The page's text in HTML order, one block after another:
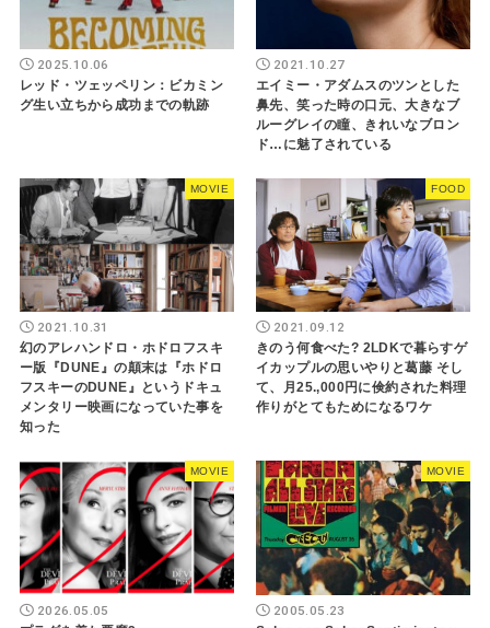
2025.10.06
レッド・ツェッペリン：ビカミン
グ生い立ちから成功までの軌跡
2021.10.27
エイミー・アダムスのツンとした
鼻先、笑った時の口元、大きなブ
ルーグレイの瞳、きれいなブロン
ド…に魅了されている
MOVIE
2021.10.31
幻のアレハンドロ・ホドロフスキ
ー版『DUNE』の顛末は『ホドロ
フスキーのDUNE』というドキュ
メンタリー映画になっていた事を
知った
FOOD
2021.09.12
きのう何食べた? 2LDKで暮らすゲ
イカップルの思いやりと葛藤 そし
て、月25.,000円に倹約された料理
作りがとてもためになるワケ
MOVIE
2026.05.05
MOVIE
2005.05.23